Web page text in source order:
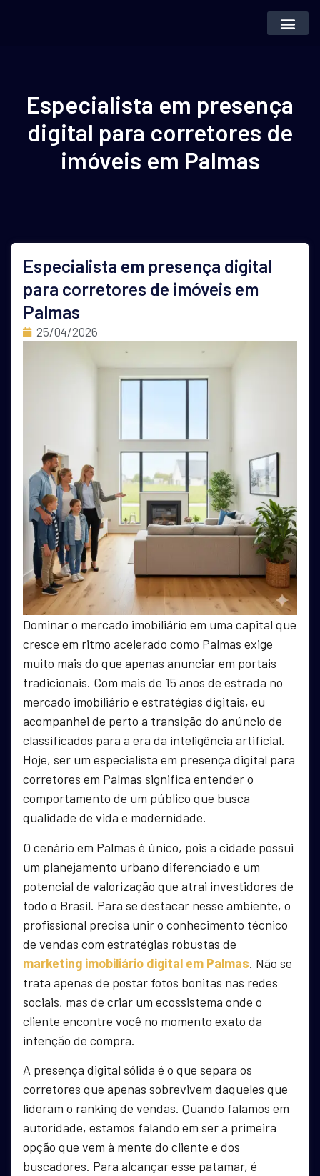
Especialista em presença
digital para corretores de
imóveis em Palmas
Especialista em presença digital
para corretores de imóveis em
Palmas
25/04/2026
Dominar o mercado imobiliário em uma capital que
cresce em ritmo acelerado como Palmas exige
muito mais do que apenas anunciar em portais
tradicionais. Com mais de 15 anos de estrada no
mercado imobiliário e estratégias digitais, eu
acompanhei de perto a transição do anúncio de
classificados para a era da inteligência artificial.
Hoje, ser um especialista em presença digital para
corretores em Palmas significa entender o
comportamento de um público que busca
qualidade de vida e modernidade.
O cenário em Palmas é único, pois a cidade possui
um planejamento urbano diferenciado e um
potencial de valorização que atrai investidores de
todo o Brasil. Para se destacar nesse ambiente, o
profissional precisa unir o conhecimento técnico
de vendas com estratégias robustas de
marketing imobiliário digital em Palmas. Não se
trata apenas de postar fotos bonitas nas redes
sociais, mas de criar um ecossistema onde o
cliente encontre você no momento exato da
intenção de compra.
A presença digital sólida é o que separa os
corretores que apenas sobrevivem daqueles que
lideram o ranking de vendas. Quando falamos em
autoridade, estamos falando em ser a primeira
opção que vem à mente do cliente e dos
buscadores. Para alcançar esse patamar, é